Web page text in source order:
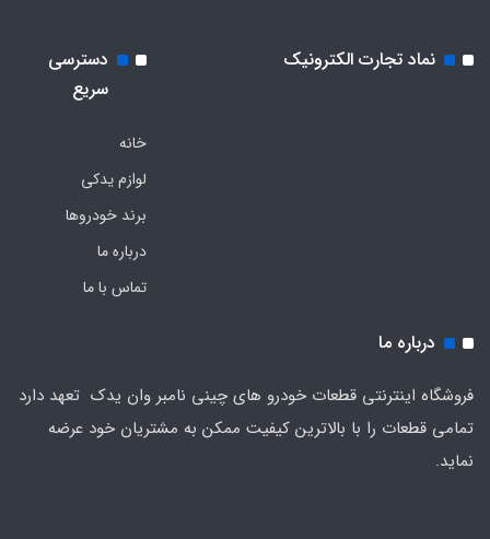
نماد تجارت الکترونیک
دسترسی
سریع
خانه
لوازم یدکی
برند خودروها
درباره ما
تماس با ما
درباره ما
فروشگاه اینترنتی قطعات خودرو های چینی نامبر وان یدک تعهد دارد
تمامی قطعات را با بالاترین کیفیت ممکن به مشتریان خود عرضه
نماید.